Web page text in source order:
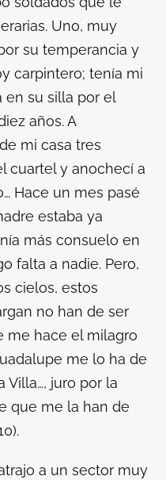
Uno, muy
su temperancia y
carpintero; tenía mi
en su silla por el
años. A
mi casa tres
cuartel y anochecí a
Hace un mes pasé
estaba ya
más consuelo en
falta a nadie. Pero,
cielos, estos
no han de ser
me hace el milagro
me lo ha de
Villa…, juro por la
que me la han de
a un sector muy